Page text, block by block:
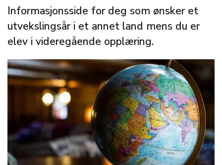
Informasjonsside for deg som ønsker et
utvekslingsår i et annet land mens du er
elev i videregående opplæring.